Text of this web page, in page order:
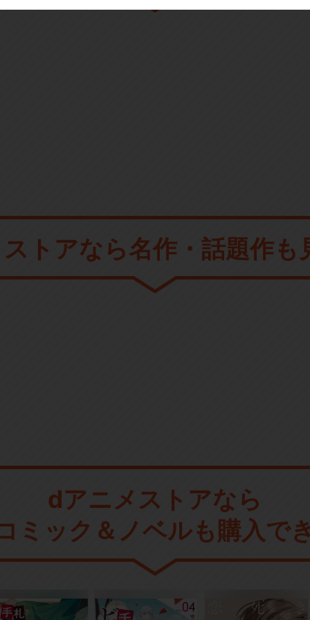
トアなら名作・話題作も
dアニメストアなら
ミック＆ノベルも購入で